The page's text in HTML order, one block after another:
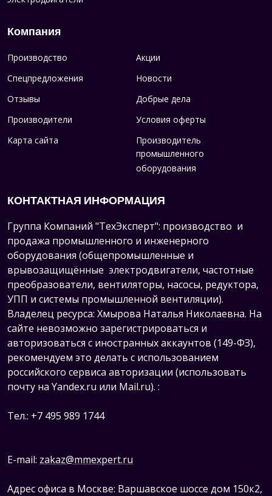
Компания
Производство
Акции
Спецпредложения
Новости
Отзывы
Добрые дела
Производители
Условия оферты
Карта сайта
Производитель
промышленного
оборудования
КОНТАКТНАЯ ИНФОРМАЦИЯ
Группа Компаний "ТехЭксперт": производство и
продажа промышленного и инженерного
оборудования (общепромышленные и
врывозащищённые электродвигатели, частотные
преобразователи, вентиляторы, насосы, редуктора,
УПП и системы промышленной вентиляции).
Владелец ресурса: Хмырова Наталья Николаевна. На
сайте невозможно зарегистрироваться и
авторизоваться с иностранных аккаунтов (149-ФЗ),
рекомендуем это делать с использованием
российского сервиса авторизации (использовать
почту на Yandex.ru или Mail.ru). :
Тел.: +7 495 989 1744
E-mail: zakaz@mmexpert.ru
Адрес офиса в Москве: Варшавское шоссе дом 150к2,